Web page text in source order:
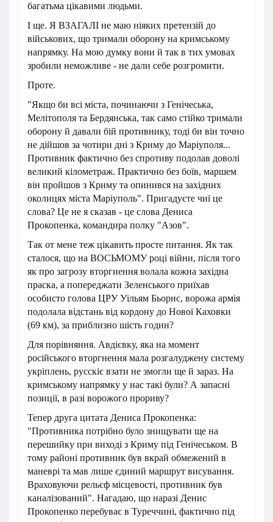
багатьма цікавими людьми.
І ще. Я ВЗАГАЛІ не маю ніяких претензій до
військових, що тримали оборону на кримському
напрямку. На мою думку вони й так в тих умовах
зробили неможливе - не дали себе розгромити.
Проте.
"Якщо би всі міста, починаючи з Генічеська,
Мелітополя та Бердянська, так само стійко тримали
оборону й давали бій противнику, тоді би він точно
не дійшов за чотири дні з Криму до Маріуполя...
Противник фактично без спротиву подолав доволі
великий кілометраж. Практично без боїв, маршем
він пройшов з Криму та опинився на західних
околицях міста Маріуполь". Пригадуєте чиї це
слова? Це не я сказав - це слова Дениса
Прокопенка, командира полку "Азов".
Так от мене теж цікавить просте питання. Як так
сталося, що на ВОСЬМОМУ році війни, після того
як про загрозу вторгнення волала кожна західна
праска, а попереджати Зеленського приїхав
особисто голова ЦРУ Уільям Бьорнс, ворожа армія
подолала відстань від кордону до Нової Каховки
(69 км), за приблизно шість годин?
Для порівняння. Авдієвку, яка на момент
російського вторгнення мала розгалуджену систему
укріплень, русскіє взати не змогли ще й зараз. На
кримському напрямку у нас такі були? А запасні
позиції, в разі ворожого прориву?
Тепер друга цитата Дениса Прокопенка:
"Противника потрібно було знищувати ще на
перешийку при виході з Криму під Генічеськом. В
тому районі противник був вкрай обмежений в
маневрі та мав лише єдиний маршрут висування.
Враховуючи рельєф місцевості, противник був
каналізований". Нагадаю, що наразі Денис
Прокопенко перебуває в Туреччині, фактично під